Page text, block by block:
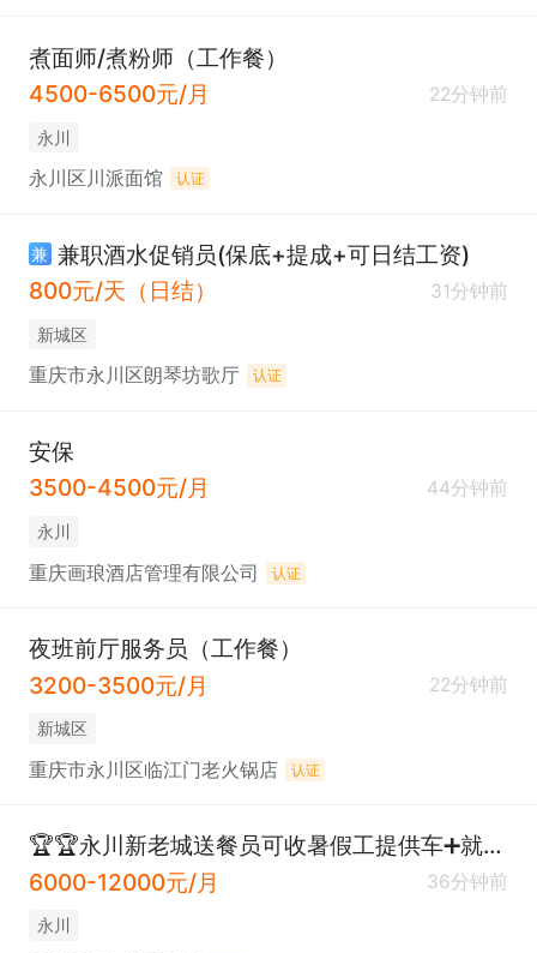
煮面师/煮粉师（工作餐）
4500-6500元/月
22分钟前
永川
永川区川派面馆 认证
兼 兼职酒水促销员(保底+提成+可日结工资)
800元/天（日结）
31分钟前
新城区
重庆市永川区朗琴坊歌厅 认证
安保
3500-4500元/月
44分钟前
永川
重庆画琅酒店管理有限公司 认证
夜班前厅服务员（工作餐）
3200-3500元/月
22分钟前
新城区
重庆市永川区临江门老火锅店 认证
🏆🏆永川新老城送餐员可收暑假工提供车➕就近安排
6000-12000元/月
36分钟前
永川